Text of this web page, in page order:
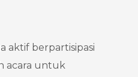
aktif berpartisipasi
acara untuk